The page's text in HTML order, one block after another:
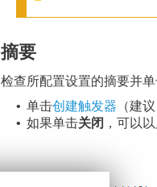
摘要
检查所配置设置的摘要并
• 单击创建触发器 （建
• 如果单击关闭 ，可以